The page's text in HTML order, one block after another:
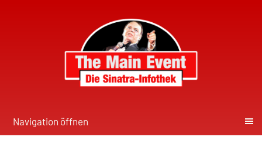
Navigation öffnen